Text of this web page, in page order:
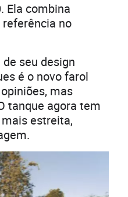
Ela combina
no
seu design
é o novo farol
mas
tanque agora tem
estreita,